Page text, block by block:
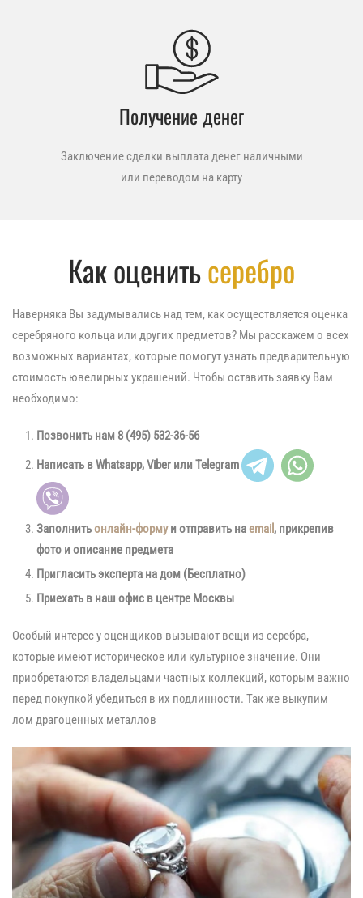
Получение денег
Заключение сделки выплата денег наличными
или переводом на карту
Как оценитьсеребро
Наверняка Вы задумывались над тем, как осуществляется оценка
серебряного кольца или других предметов? Мы расскажем о всех
возможных вариантах, которые помогут узнать предварительную
стоимость ювелирных украшений. Чтобы оставить заявку Вам
необходимо:
Позвонить нам 8 (495) 532-36-56
Написать в Whatsapp, Viber или Telegram
Заполнитьонлайн-формуи отправить наemail , прикрепив
фото и описание предмета
Пригласить эксперта на дом (Бесплатно)
Приехать в наш офис в центре Москвы
Особый интерес у оценщиков вызывают вещи из серебра,
которые имеют историческое или культурное значение. Они
приобретаются владельцами частных коллекций, которым важно
перед покупкой убедиться в их подлинности. Так же выкупим
лом драгоценных металлов